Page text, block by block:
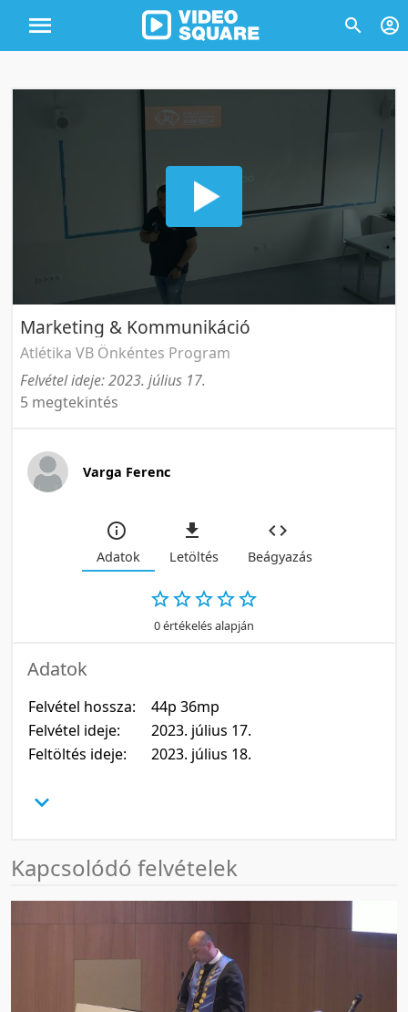
Marketing & Kommunikáció
Atlétika VB Önkéntes Program
Felvétel ideje: 2023. július 17.
5 megtekintés
Varga Ferenc
Adatok Letöltés Beágyazás
0 értékelés alapján
Adatok
Felvétel hossza:
44p 36mp
Felvétel ideje:
2023. július 17.
Feltöltés ideje:
2023. július 18.
Kapcsolódó felvételek